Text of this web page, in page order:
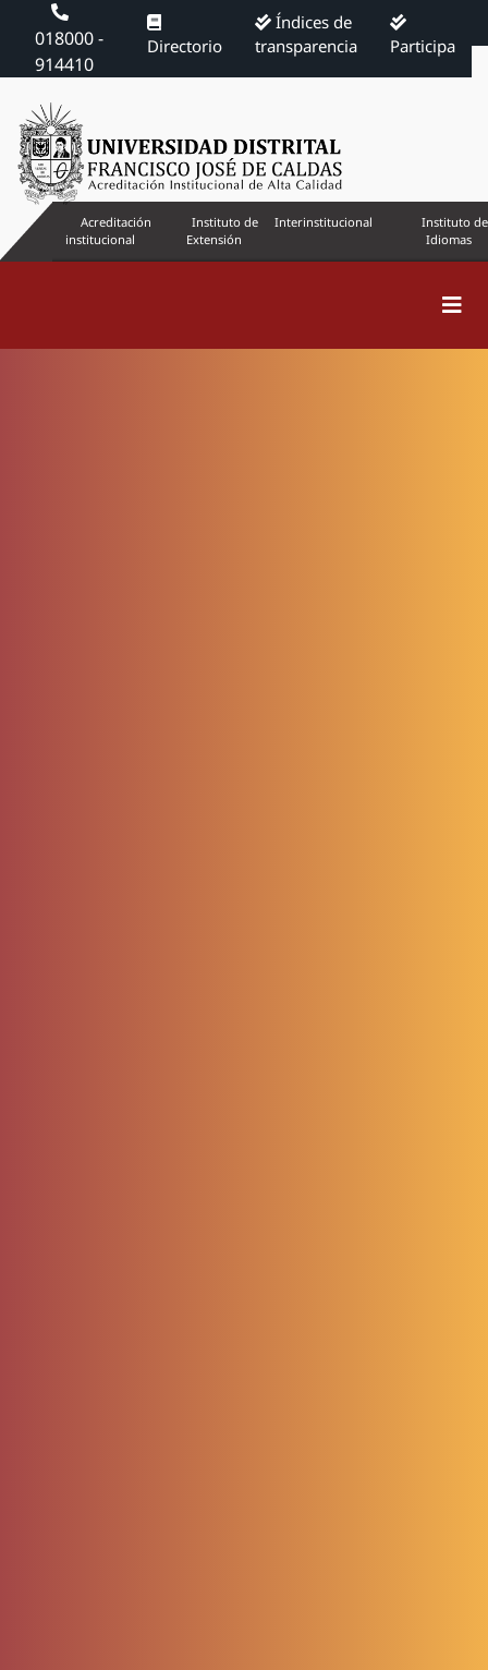
018000 -
914410
Directorio
Índices de
transparencia
Participa
Acreditación
institucional
Instituto de
Extensión
Interinstitucional
Instituto de
Idiomas